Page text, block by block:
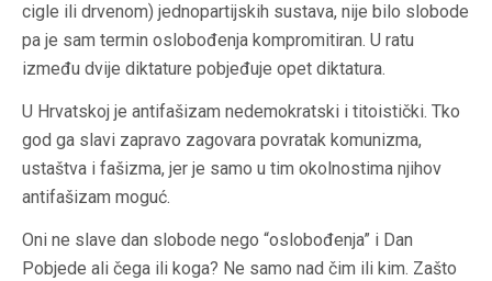
cigle ili drvenom) jednopartijskih sustava, nije bilo slobode
pa je sam termin oslobođenja kompromitiran. U ratu
između dvije diktature pobjeđuje opet diktatura.
U Hrvatskoj je antifašizam nedemokratski i titoistički. Tko
god ga slavi zapravo zagovara povratak komunizma,
ustaštva i fašizma, jer je samo u tim okolnostima njihov
antifašizam moguć.
Oni ne slave dan slobode nego “oslobođenja” i Dan
Pobjede ali čega ili koga? Ne samo nad čim ili kim. Zašto